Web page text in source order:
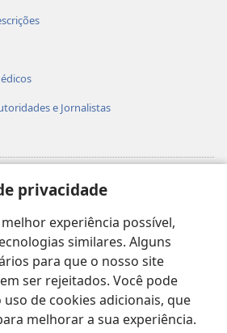
privacidade
experiência possível,
similares. Alguns
para que o nosso site
ser rejeitados. Você pode
de cookies adicionais, que
melhorar a sua experiência.
e Jornalistas
Torre de Vigia™